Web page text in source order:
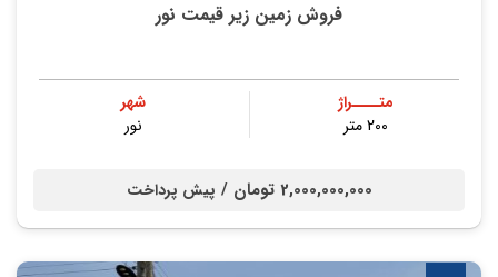
فروش زمین زیر قیمت نور
متــــراژ
200 متر
شهر
نور
2,000,000,000 تومان / پیش پرداخت